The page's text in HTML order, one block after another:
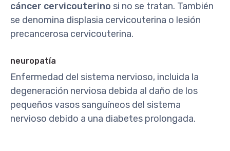
cáncer cervicouterino si no se tratan. También
se denomina displasia cervicouterina o lesión
precancerosa cervicouterina.
neuropatía
Enfermedad del sistema nervioso, incluida la
degeneración nerviosa debida al daño de los
pequeños vasos sanguíneos del sistema
nervioso debido a una diabetes prolongada.